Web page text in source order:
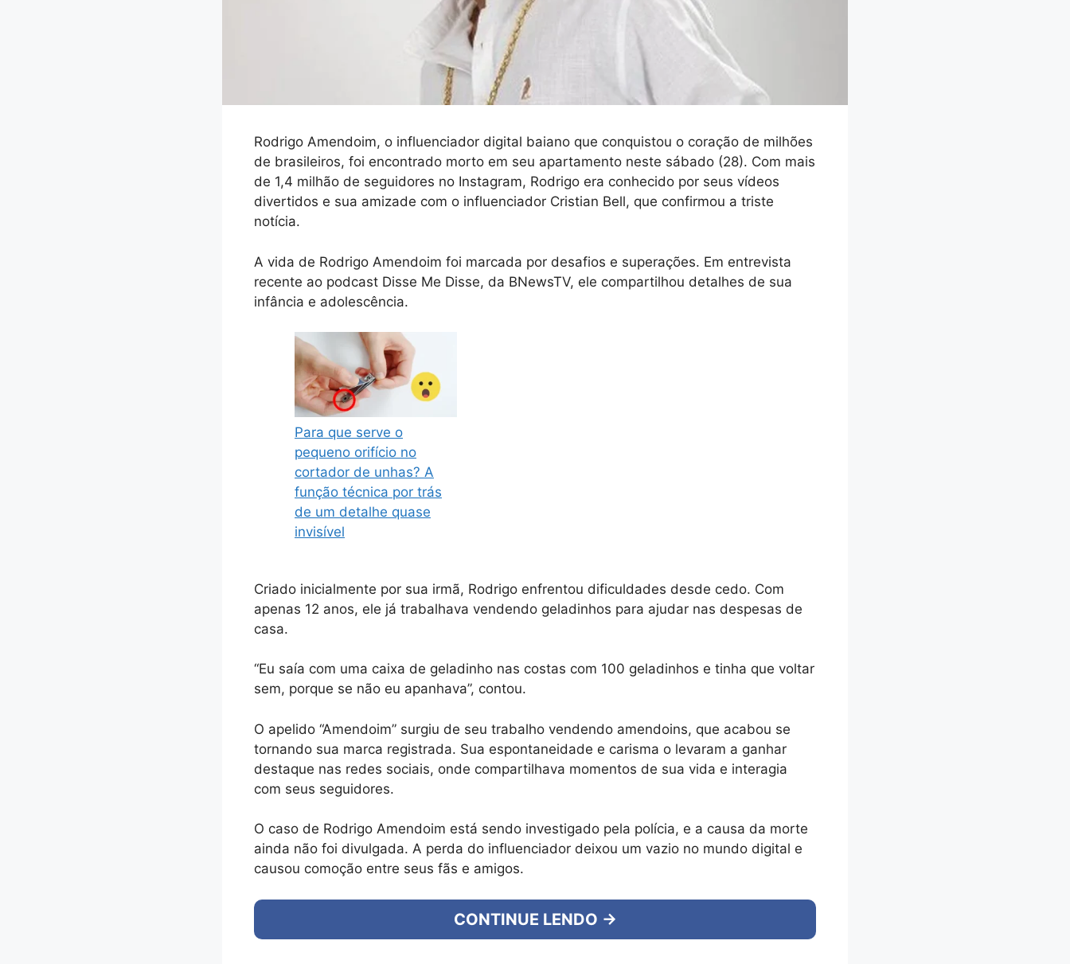
Rodrigo Amendoim, o influenciador digital baiano que conquistou o coração de milhões
de brasileiros, foi encontrado morto em seu apartamento neste sábado (28). Com mais
de 1,4 milhão de seguidores no Instagram, Rodrigo era conhecido por seus vídeos
divertidos e sua amizade com o influenciador Cristian Bell, que confirmou a triste
notícia.
A vida de Rodrigo Amendoim foi marcada por desafios e superações. Em entrevista
recente ao podcast Disse Me Disse, da BNewsTV, ele compartilhou detalhes de sua
infância e adolescência.
Para que serve o
pequeno orifício no
cortador de unhas? A
função técnica por trás
de um detalhe quase
invisível
Criado inicialmente por sua irmã, Rodrigo enfrentou dificuldades desde cedo. Com
apenas 12 anos, ele já trabalhava vendendo geladinhos para ajudar nas despesas de
casa.
“Eu saía com uma caixa de geladinho nas costas com 100 geladinhos e tinha que voltar
sem, porque se não eu apanhava”, contou.
O apelido “Amendoim” surgiu de seu trabalho vendendo amendoins, que acabou se
tornando sua marca registrada. Sua espontaneidade e carisma o levaram a ganhar
destaque nas redes sociais, onde compartilhava momentos de sua vida e interagia
com seus seguidores.
O caso de Rodrigo Amendoim está sendo investigado pela polícia, e a causa da morte
ainda não foi divulgada. A perda do influenciador deixou um vazio no mundo digital e
causou comoção entre seus fãs e amigos.
CONTINUE LENDO →